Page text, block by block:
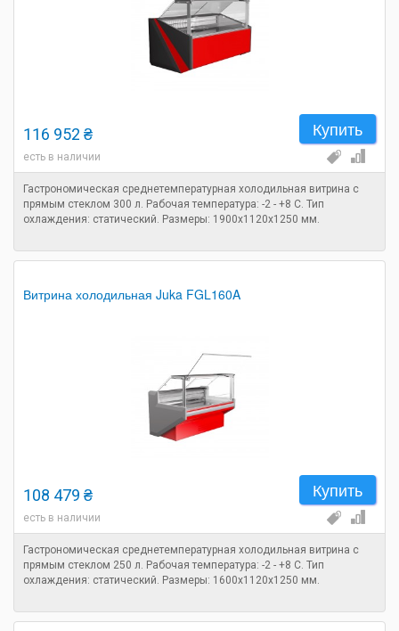
Купить
116 952 ₴
есть в наличии
Гастрономическая среднетемпературная холодильная витрина с
прямым стеклом 300 л. Рабочая температура: -2 - +8 C. Тип
охлаждения: статический. Размеры: 1900х1120х1250 мм.
Витрина холодильная Juka FGL160A
Купить
108 479 ₴
есть в наличии
Гастрономическая среднетемпературная холодильная витрина с
прямым стеклом 250 л. Рабочая температура: -2 - +8 C. Тип
охлаждения: статический. Размеры: 1600х1120х1250 мм.